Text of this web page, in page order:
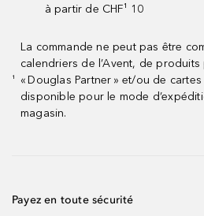
à partir de CHF¹ 10
¹
La commande ne peut pas être
calendriers de l’Avent, de
« Douglas Partner » et/ou de
disponible pour le mode
magasin.
Payez en toute sécurité